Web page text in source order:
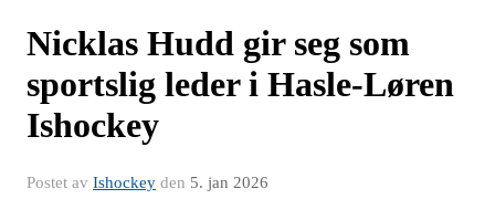
Nicklas Hudd gir seg som
sportslig leder i Hasle-Løren
Ishockey
Postet av Ishockey den 5. jan 2026